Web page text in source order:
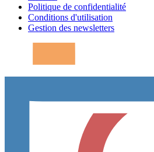
Politique de confidentialité
Conditions d'utilisation
Gestion des newsletters